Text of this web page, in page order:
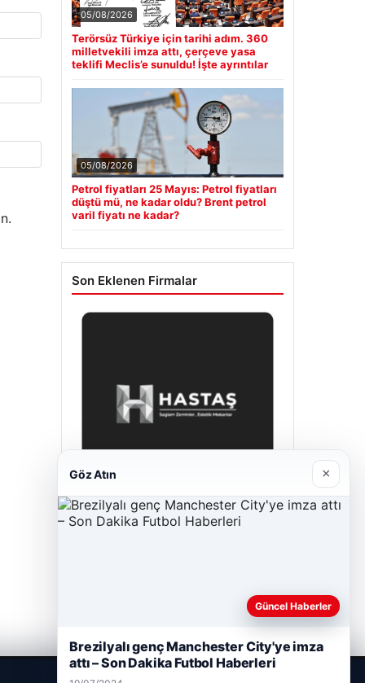
05/08/2026
Terörsüz Türkiye için tarihi adım. 360
milletvekili imza attı, çerçeve yasa
teklifi Meclis’e sunuldu! İşte ayrıntılar
05/08/2026
Petrol fiyatları 25 Mayıs: Petrol fiyatları
düştü mü, ne kadar oldu? Brent petrol
varil fiyatı ne kadar?
Son Eklenen Firmalar
Hastaş Beton
Göz Atın ×
Güncel Haberler
Brezilyalı genç Manchester City'ye imza
attı – Son Dakika Futbol Haberleri